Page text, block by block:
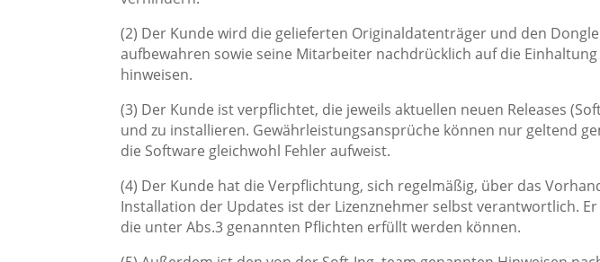
(2) Der Kunde wird die gelieferten Originaldatenträger und den
aufbewahren sowie seine Mitarbeiter nachdrücklich auf die
hinweisen.
(3) Der Kunde ist verpflichtet, die jeweils aktuellen neuen Releases
und zu installieren. Gewährleistungsansprüche können nur geltend
die Software gleichwohl Fehler aufweist.
(4) Der Kunde hat die Verpflichtung, sich regelmäßig, über das
Installation der Updates ist der Lizenznehmer selbst verantwortlich.
die unter Abs.3 genannten Pflichten erfüllt werden können.